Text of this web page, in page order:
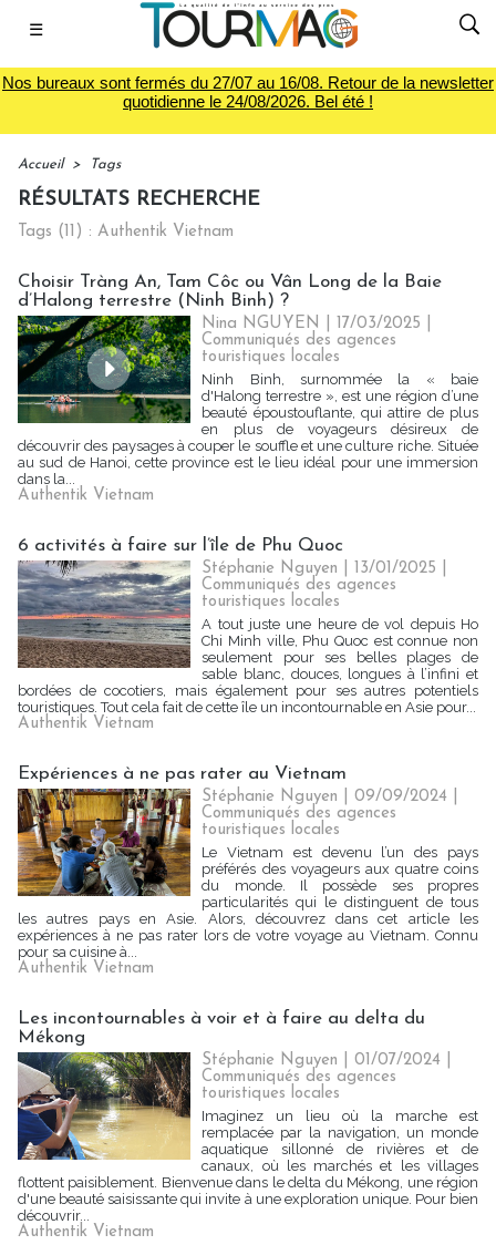
☰
Nos bureaux sont fermés du 27/07 au 16/08. Retour de la newsletter
quotidienne le 24/08/2026. Bel été !
Accueil > Tags
RÉSULTATS RECHERCHE
Tags (11) : Authentik Vietnam
Choisir Tràng An, Tam Côc ou Vân Long de la Baie
d’Halong terrestre (Ninh Binh) ?
Nina NGUYEN | 17/03/2025
Communiqués des agences
touristiques locales
Ninh Binh, surnommée la « baie
d'Halong terrestre », est une région d’une
beauté époustouflante, qui attire de plus
en plus de voyageurs désireux de
découvrir des paysages à couper le souffle et une culture riche. Située
au sud de Hanoi, cette province est le lieu idéal pour une immersion
dans la...
Authentik Vietnam
6 activités à faire sur l’île de Phu Quoc
Stéphanie Nguyen | 13/01/2025
Communiqués des agences
touristiques locales
A tout juste une heure de vol depuis Ho
Chi Minh ville, Phu Quoc est connue non
seulement pour ses belles plages de
sable blanc, douces, longues à l’infini et
bordées de cocotiers, mais également pour ses autres potentiels
touristiques. Tout cela fait de cette île un incontournable en Asie pour...
Authentik Vietnam
Expériences à ne pas rater au Vietnam
Stéphanie Nguyen | 09/09/2024
Communiqués des agences
touristiques locales
Le Vietnam est devenu l’un des pays
préférés des voyageurs aux quatre coins
du monde. Il possède ses propres
particularités qui le distinguent de tous
les autres pays en Asie. Alors, découvrez dans cet article les
expériences à ne pas rater lors de votre voyage au Vietnam. Connu
pour sa cuisine à...
Authentik Vietnam
Les incontournables à voir et à faire au delta du
Mékong
Stéphanie Nguyen | 01/07/2024
Communiqués des agences
touristiques locales
Imaginez un lieu où la marche est
remplacée par la navigation, un monde
aquatique sillonné de rivières et de
canaux, où les marchés et les villages
flottent paisiblement. Bienvenue dans le delta du Mékong, une région
d'une beauté saisissante qui invite à une exploration unique. Pour bien
découvrir...
Authentik Vietnam